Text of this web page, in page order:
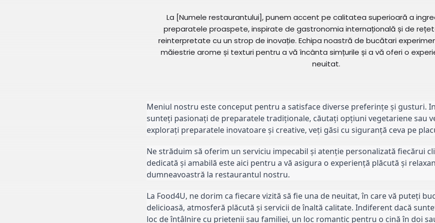
La [Numele restaurantului], punem accent pe calitatea superioară a
preparatele proaspete, inspirate de gastronomia internațională și de
reinterpretate cu un strop de inovație. Echipa noastră de bucătari
măiestrie arome și texturi pentru a vă încânta simțurile și a vă oferi o
neuitat.
Meniul nostru este conceput pentru a satisface diverse preferințe și gusturi.
sunteți pasionați de preparatele tradiționale, căutați opțiuni vegetariene sau
explorați preparatele inovatoare și creative, veți găsi cu siguranță ceva pe
Ne străduim să oferim un serviciu impecabil și atenție personalizată fiecărui
dedicată și amabilă este aici pentru a vă asigura o experiență plăcută și
dumneavoastră la restaurantul nostru.
La Food4U, ne dorim ca fiecare vizită să fie una de neuitat, în care vă puteți
delicioasă, atmosferă plăcută și servicii de înaltă calitate. Indiferent dacă
loc de întâlnire cu prietenii sau familiei, un loc romantic pentru o cină în doi